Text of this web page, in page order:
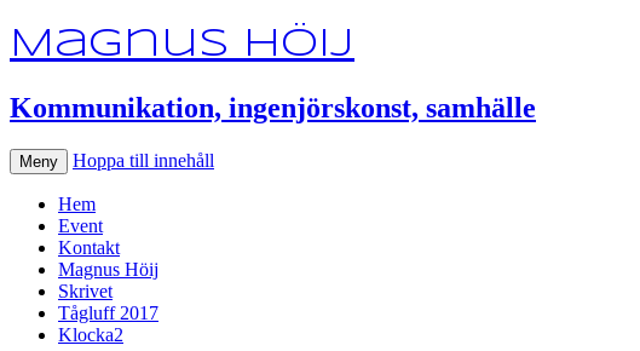
Magnus Höij
Kommunikation, ingenjörskonst, samhälle
Meny Hoppa till innehåll
Hem
Event
Kontakt
Magnus Höij
Skrivet
Tågluff 2017
Klocka2